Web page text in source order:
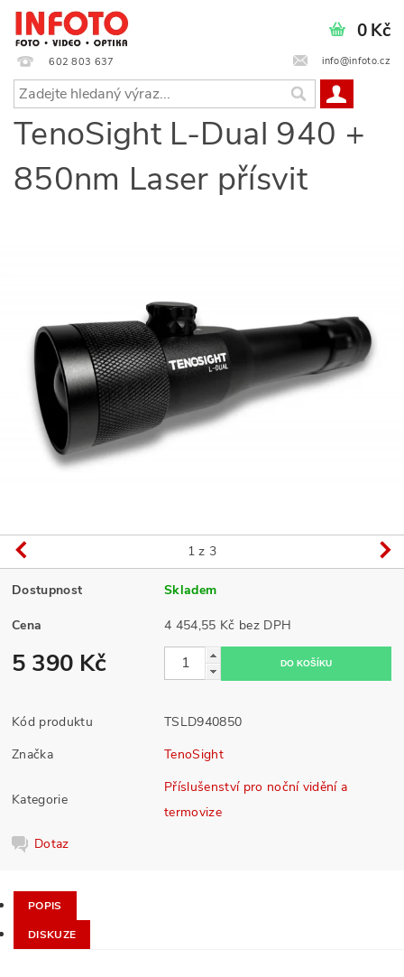
602 803 637 info@infoto.cz
0 Kč
TenoSight L-Dual 940 +
850nm Laser přísvit
1 z 3
Dostupnost Skladem
Cena 4 454,55 Kč bez DPH
5 390 Kč
Kód produktu
TSLD940850
Značka
TenoSight
Kategorie
Příslušenství pro noční vidění a
termovize
Dotaz
POPIS
DISKUZE